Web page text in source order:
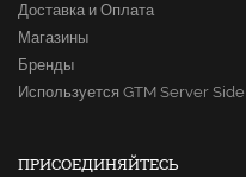
Доставка и Оплата
Магазины
Бренды
Используется GTM Server Side
ПРИСОЕДИНЯЙТЕСЬ